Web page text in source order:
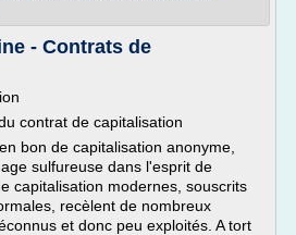
- Contrats de
contrat de capitalisation
bon de capitalisation anonyme,
sulfureuse dans l'esprit de
capitalisation modernes, souscrits
recèlent de nombreux
et donc peu exploités. A tort